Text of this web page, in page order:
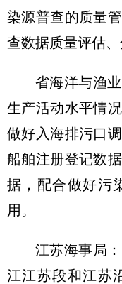
染源普查的质量
查数据质量评估、
省海洋与渔
生产活动水平情
做好入海排污口
船舶注册登记数
据，配合做好污
用。
江苏海事局
江江苏段和江苏